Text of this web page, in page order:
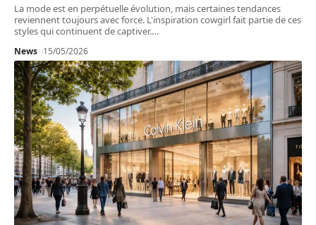
La mode est en perpétuelle évolution, mais certaines tendances
reviennent toujours avec force. L'inspiration cowgirl fait partie de ces
styles qui continuent de captiver.…
News 15/05/2026